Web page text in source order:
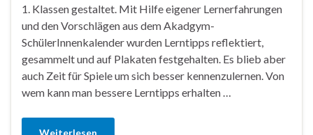
1. Klassen gestaltet. Mit Hilfe eigener Lernerfahrungen
und den Vorschlägen aus dem Akadgym-
SchülerInnenkalender wurden Lerntipps reflektiert,
gesammelt und auf Plakaten festgehalten. Es blieb aber
auch Zeit für Spiele um sich besser kennenzulernen. Von
wem kann man bessere Lerntipps erhalten …